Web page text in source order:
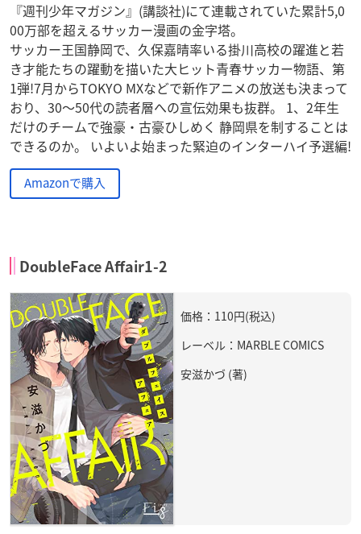
『週刊少年マガジン』(講談社)にて連載されていた累計5,0
00万部を超えるサッカー漫画の金字塔。
サッカー王国静岡で、久保嘉晴率いる掛川高校の躍進と若
き才能たちの躍動を描いた大ヒット青春サッカー物語、第
1弾!7月からTOKYO MXなどで新作アニメの放送も決まって
おり、30〜50代の読者層への宣伝効果も抜群。 1、2年生
だけのチームで強豪・古豪ひしめく 静岡県を制することは
できるのか。 いよいよ始まった緊迫のインターハイ予選編!
Amazonで購入
DoubleFace Affair1-2
価格：110円(税込)
レーベル：MARBLE COMICS
安滋かづ (著)